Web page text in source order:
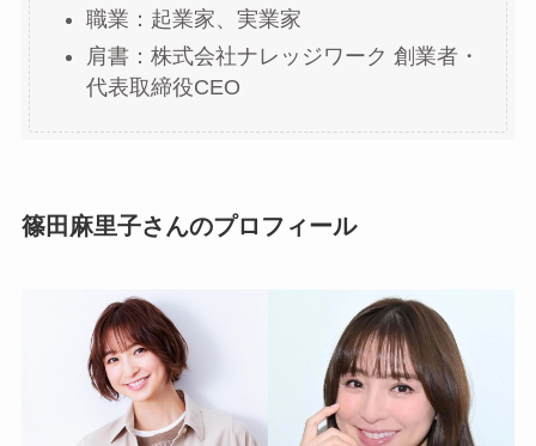
職業：起業家、実業家
肩書：株式会社ナレッジワーク 創業者・
代表取締役CEO
篠田麻里子さんのプロフィール